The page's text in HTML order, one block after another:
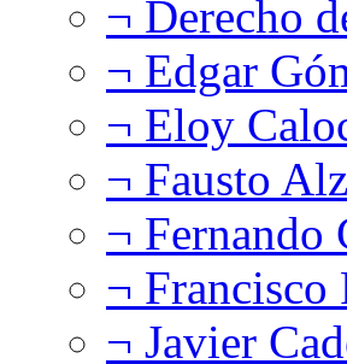
¬ Derecho
¬ Edgar
¬ Eloy
¬ Fausto
¬ Fernando
¬ Francisco
¬ Javier